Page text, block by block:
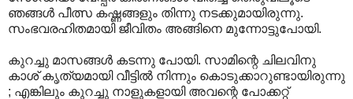
ഞങ്ങള്‍ പീത്സ കഷ്ണങ്ങളും തിന്നു നടക്കുമായിരുന്നു.
സംഭവരഹിതമായി ജീവിതം അങ്ങിനെ മുന്നോട്ടുപോയി.
കുറച്ചു മാസങ്ങള്‍ കടന്നു പോയി. സാമിന്റെ ചിലവിനു
കാശ് കൃത്യമായി വീട്ടില്‍ നിന്നും കൊടുക്കാറുണ്ടായിരുന്നു
; എങ്കിലും കുറച്ചു നാളുകളായി അവന്റെ പോക്കറ്റ്